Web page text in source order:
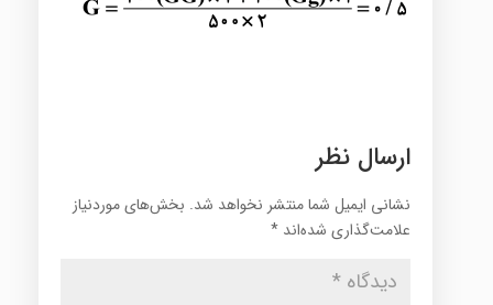
ارسال نظر
نشانی ایمیل شما منتشر نخواهد شد. بخش‌های موردنیاز
علامت‌گذاری شده‌اند *